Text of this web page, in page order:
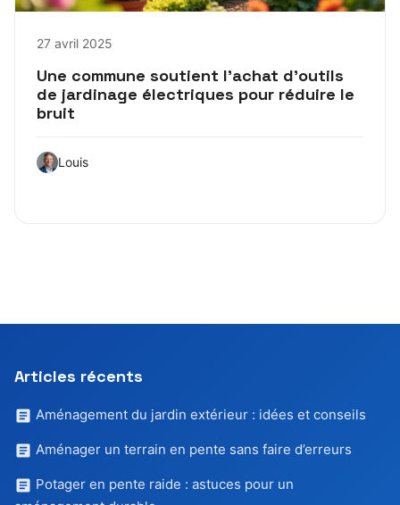
27 avril 2025
Une commune soutient l’achat d’outils
de jardinage électriques pour réduire le
bruit
Louis
Articles récents
Aménagement du jardin extérieur : idées et conseils
Aménager un terrain en pente sans faire d’erreurs
Potager en pente raide : astuces pour un